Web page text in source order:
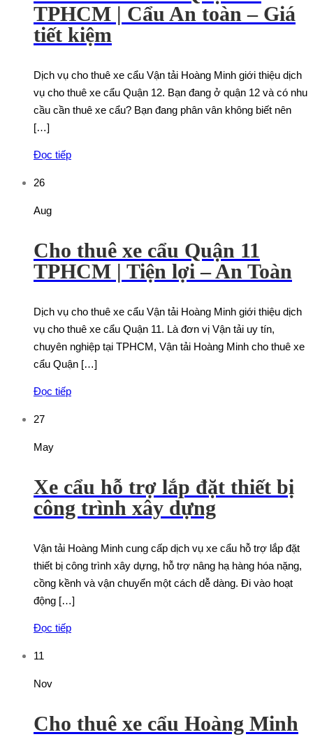
TPHCM | Cẩu An toàn – Giá
tiết kiệm
Dịch vụ cho thuê xe cẩu Vận tải Hoàng Minh giới thiệu dịch
vụ cho thuê xe cẩu Quận 12. Bạn đang ở quận 12 và có nhu
cầu cần thuê xe cẩu? Bạn đang phân vân không biết nên
[…]
Đọc tiếp
26
Aug
Cho thuê xe cẩu Quận 11
TPHCM | Tiện lợi – An Toàn
Dịch vụ cho thuê xe cẩu Vận tải Hoàng Minh giới thiệu dịch
vụ cho thuê xe cẩu Quận 11. Là đơn vị Vận tải uy tín,
chuyên nghiệp tại TPHCM, Vận tải Hoàng Minh cho thuê xe
cẩu Quận […]
Đọc tiếp
27
May
Xe cẩu hỗ trợ lắp đặt thiết bị
công trình xây dựng
Vận tải Hoàng Minh cung cấp dịch vụ xe cẩu hỗ trợ lắp đặt
thiết bị công trình xây dựng, hỗ trợ nâng hạ hàng hóa nặng,
cồng kềnh và vận chuyển một cách dễ dàng. Đi vào hoạt
động […]
Đọc tiếp
11
Nov
Cho thuê xe cẩu Hoàng Minh